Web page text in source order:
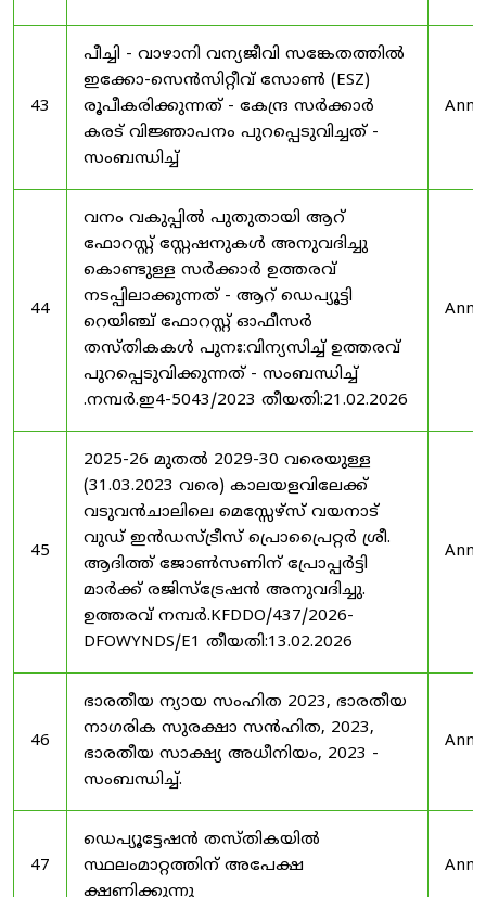
43
പീച്ചി - വാഴാനി വന്യജീവി സങ്കേതത്തിൽ
ഇക്കോ-സെൻസിറ്റീവ് സോൺ (ESZ)
രൂപീകരിക്കുന്നത് - കേന്ദ്ര സർക്കാർ
കരട് വിജ്ഞാപനം പുറപ്പെടുവിച്ചത് -
സംബന്ധിച്ച്
44
വനം വകുപ്പിൽ പുതുതായി ആറ്
ഫോറസ്റ്റ് സ്റ്റേഷനുകൾ അനുവദിച്ചു
കൊണ്ടുള്ള സർക്കാർ ഉത്തരവ്
നടപ്പിലാക്കുന്നത് - ആറ് ഡെപ്യൂട്ടി
റെയിഞ്ച് ഫോറസ്റ്റ് ഓഫീസർ
തസ്തികകൾ പുനഃ:വിന്യസിച്ച് ഉത്തരവ്
പുറപ്പെടുവിക്കുന്നത് - സംബന്ധിച്ച്
.നമ്പർ.ഇ4-5043/2023 തീയതി:21.02.2026
45
2025-26 മുതൽ 2029-30 വരെയുള്ള
(31.03.2023 വരെ) കാലയളവിലേക്ക്
വടുവൻചാലിലെ മെസ്സേഴ്സ് വയനാട്
വുഡ് ഇൻഡസ്ട്രീസ് പ്രൊപ്രൈറ്റർ ശ്രീ.
ആദിത്ത് ജോൺസണിന് പ്രോപ്പർട്ടി
മാർക്ക് രജിസ്ട്രേഷൻ അനുവദിച്ചു.
ഉത്തരവ് നമ്പർ.KFDDO/437/2026-
DFOWYNDS/E1 തീയതി:13.02.2026
46
ഭാരതീയ ന്യായ സംഹിത 2023, ഭാരതീയ
നാഗരിക സുരക്ഷാ സൻഹിത, 2023,
ഭാരതീയ സാക്ഷ്യ അധീനിയം, 2023 -
സംബന്ധിച്ച്.
47
ഡെപ്യൂട്ടേഷൻ തസ്തികയിൽ
സ്ഥലംമാറ്റത്തിന് അപേക്ഷ
ക്ഷണിക്കുന്നു